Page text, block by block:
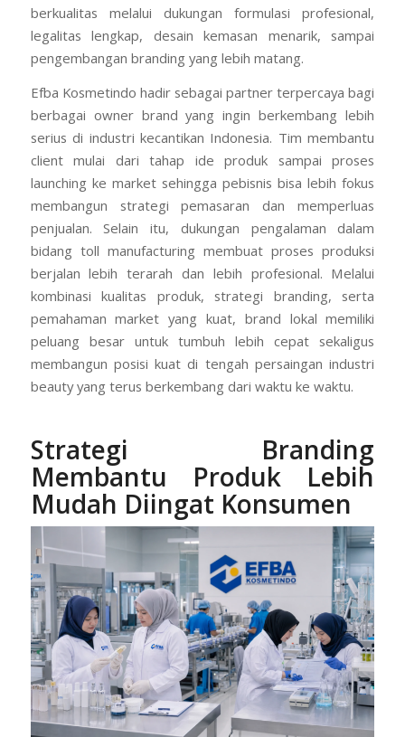
berkualitas melalui dukungan formulasi profesional,
legalitas lengkap, desain kemasan menarik, sampai
pengembangan branding yang lebih matang.
Efba Kosmetindo hadir sebagai partner terpercaya bagi
berbagai owner brand yang ingin berkembang lebih
serius di industri kecantikan Indonesia. Tim membantu
client mulai dari tahap ide produk sampai proses
launching ke market sehingga pebisnis bisa lebih fokus
membangun strategi pemasaran dan memperluas
penjualan. Selain itu, dukungan pengalaman dalam
bidang toll manufacturing membuat proses produksi
berjalan lebih terarah dan lebih profesional. Melalui
kombinasi kualitas produk, strategi branding, serta
pemahaman market yang kuat, brand lokal memiliki
peluang besar untuk tumbuh lebih cepat sekaligus
membangun posisi kuat di tengah persaingan industri
beauty yang terus berkembang dari waktu ke waktu.
Strategi Branding
Membantu Produk Lebih
Mudah Diingat Konsumen